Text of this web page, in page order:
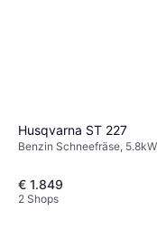
Husqvarna ST 227
Benzin Schneefräse,
€ 1.849
2 Shops